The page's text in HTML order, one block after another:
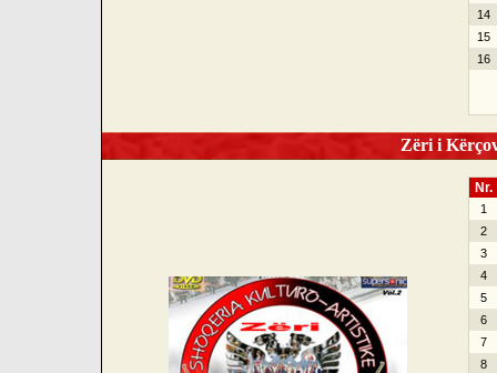
14
15
16
Zëri i
Nr.
1
2
3
4
5
6
7
8